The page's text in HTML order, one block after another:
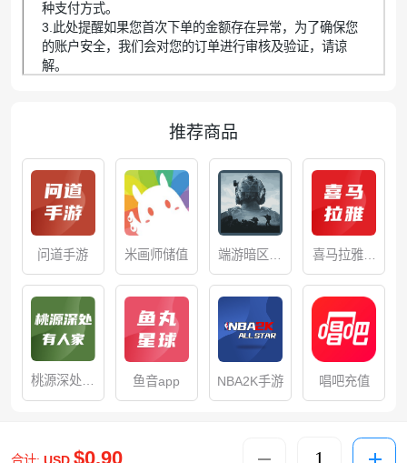
种支付方式。
3.此处提醒如果您首次下单的金额存在异常，为了确保您
的账户安全，我们会对您的订单进行审核及验证，请谅
解。
推荐商品
问道手游 米画师储值
端游暗区突
围无限
喜马拉雅充
值
桃源深处有
人家
鱼音app NBA2K手游 唱吧充值
$0.90